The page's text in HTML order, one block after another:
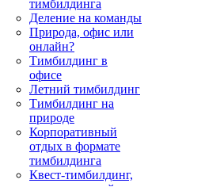
тимбилдинга
Деление на команды
Природа, офис или
онлайн?
Тимбилдинг в
офисе
Летний тимбилдинг
Тимбилдинг на
природе
Корпоративный
отдых в формате
тимбилдинга
Квест-тимбилдинг,